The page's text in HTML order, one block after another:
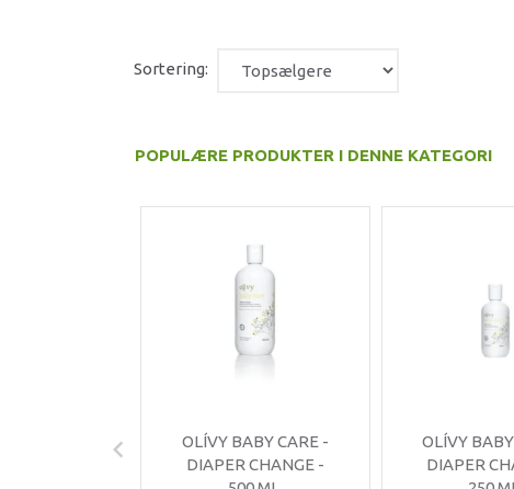
Sortering:
POPULÆRE PRODUKTER I DENNE KATEGORI
OLÍVY BABY CARE -
DIAPER CHANGE -
OLÍVY
DIAPER